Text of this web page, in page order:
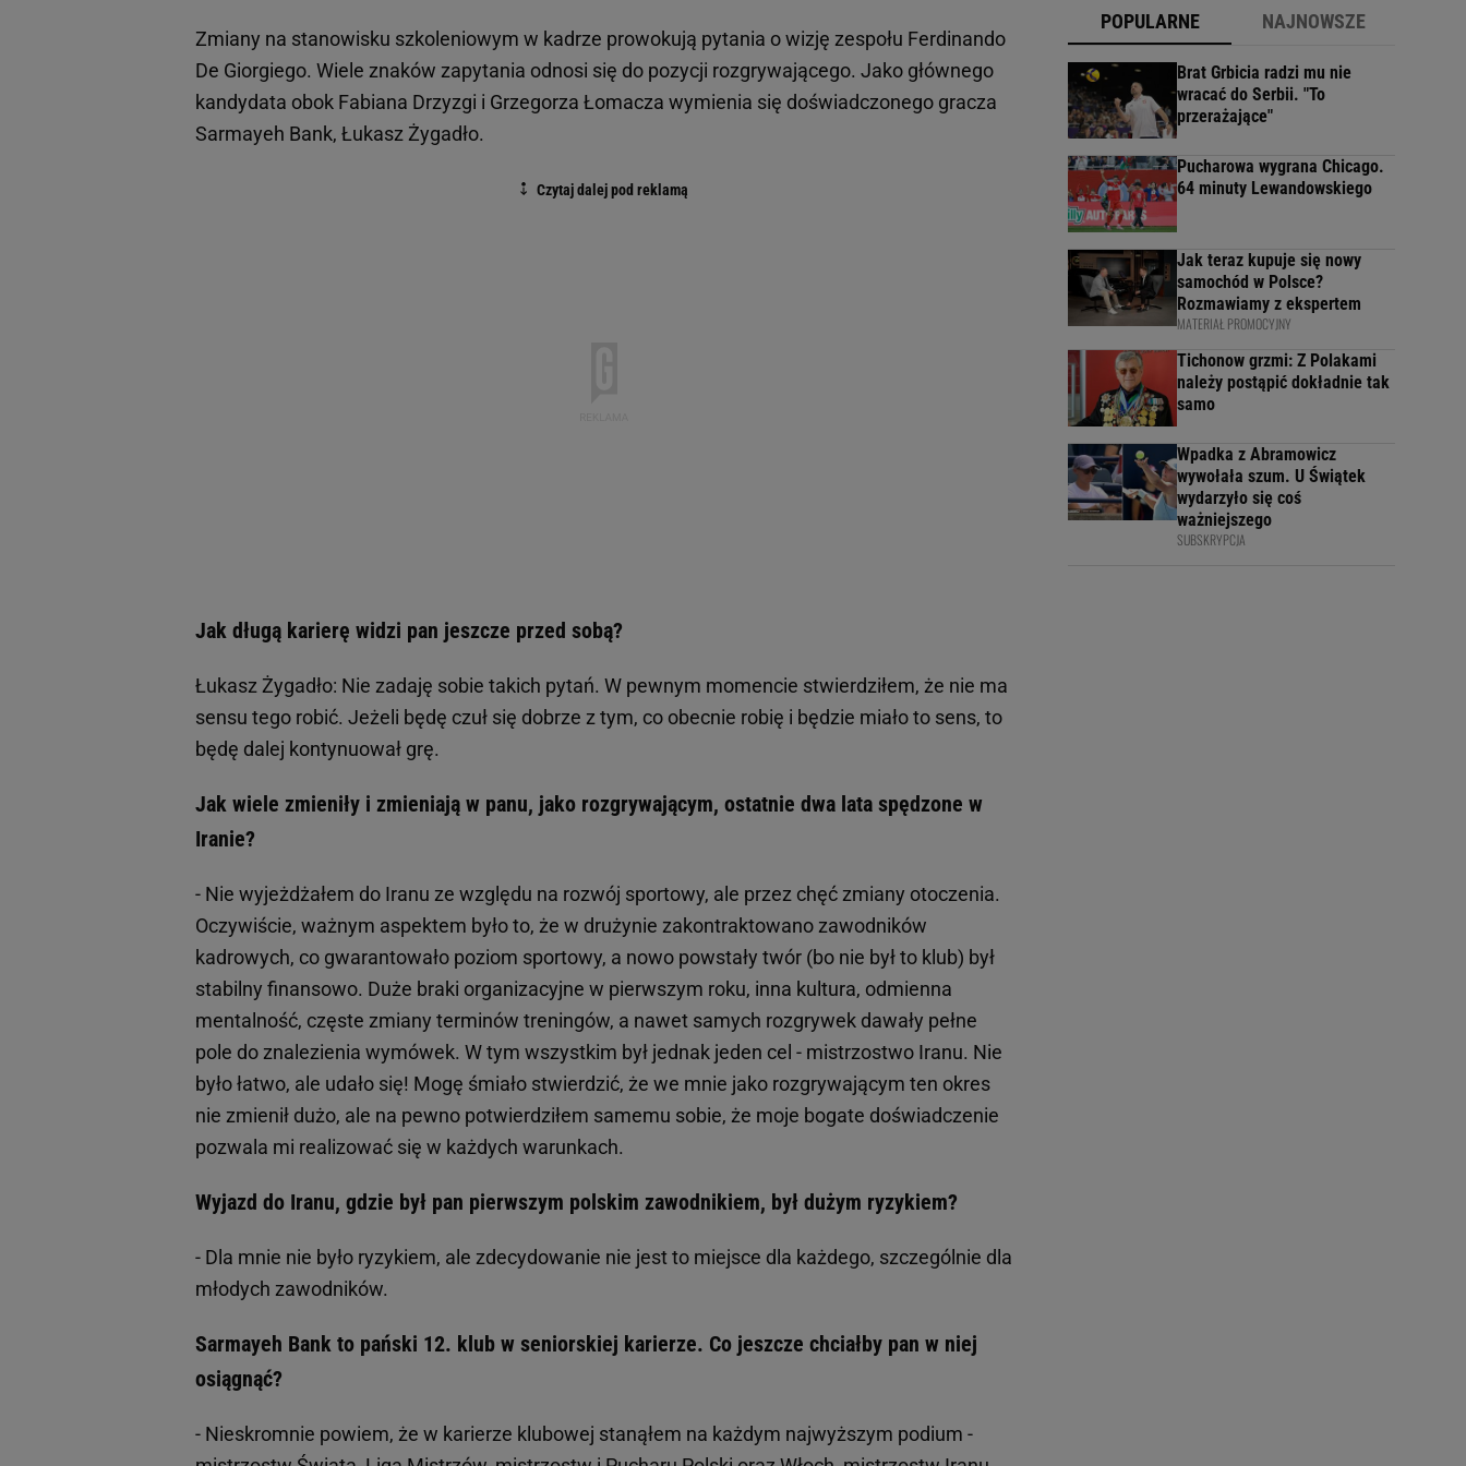
Zmiany na stanowisku szkoleniowym w kadrze prowokują pytania o wizję zespołu Ferdinando
De Giorgiego. Wiele znaków zapytania odnosi się do pozycji rozgrywającego. Jako głównego
kandydata obok Fabiana Drzyzgi i Grzegorza Łomacza wymienia się doświadczonego gracza
Sarmayeh Bank, Łukasz Żygadło.
Jak długą karierę widzi pan jeszcze przed sobą?
Łukasz Żygadło: Nie zadaję sobie takich pytań. W pewnym momencie stwierdziłem, że nie ma
sensu tego robić. Jeżeli będę czuł się dobrze z tym, co obecnie robię i będzie miało to sens, to
będę dalej kontynuował grę.
Jak wiele zmieniły i zmieniają w panu, jako rozgrywającym, ostatnie dwa lata spędzone w
Iranie?
- Nie wyjeżdżałem do Iranu ze względu na rozwój sportowy, ale przez chęć zmiany otoczenia.
Oczywiście, ważnym aspektem było to, że w drużynie zakontraktowano zawodników
kadrowych, co gwarantowało poziom sportowy, a nowo powstały twór (bo nie był to klub) był
stabilny finansowo. Duże braki organizacyjne w pierwszym roku, inna kultura, odmienna
mentalność, częste zmiany terminów treningów, a nawet samych rozgrywek dawały pełne
pole do znalezienia wymówek. W tym wszystkim był jednak jeden cel - mistrzostwo Iranu. Nie
było łatwo, ale udało się! Mogę śmiało stwierdzić, że we mnie jako rozgrywającym ten okres
nie zmienił dużo, ale na pewno potwierdziłem samemu sobie, że moje bogate doświadczenie
pozwala mi realizować się w każdych warunkach.
Wyjazd do Iranu, gdzie był pan pierwszym polskim zawodnikiem, był dużym ryzykiem?
- Dla mnie nie było ryzykiem, ale zdecydowanie nie jest to miejsce dla każdego, szczególnie dla
młodych zawodników.
Sarmayeh Bank to pański 12. klub w seniorskiej karierze. Co jeszcze chciałby pan w niej
osiągnąć?
- Nieskromnie powiem, że w karierze klubowej stanąłem na każdym najwyższym podium -
POPULARNE NAJNOWSZE
Brat Grbicia radzi mu nie
wracać do Serbii. "To
przerażające"
Pucharowa wygrana Chicago.
64 minuty Lewandowskiego
Jak teraz kupuje się nowy
samochód w Polsce?
Rozmawiamy z ekspertem
MATERIAŁ PROMOCYJNY
Tichonow grzmi: Z Polakami
należy postąpić dokładnie tak
samo
Wpadka z Abramowicz
wywołała szum. U Świątek
wydarzyło się coś
ważniejszego
SUBSKRYPCJA